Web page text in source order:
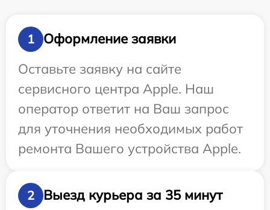
1
Оформление заявки
Оставьте заявку на сайте
сервисного центра Apple. Наш
оператор ответит на Ваш запрос
для уточнения необходимых работ
ремонта Вашего устройства Apple.
2
Выезд курьера за 35 минут